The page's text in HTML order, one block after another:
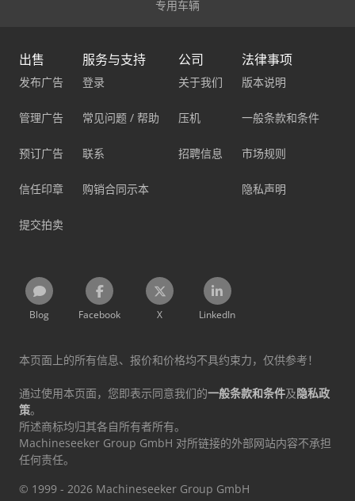
专用车辆
出售
发布广告
管理广告
预订广告
信任印章
提交拍卖
服务与支持
登录
常见问题 / 帮助
联系
购销合同示本
公司
关于我们
压机
招聘信息
法律事项
版本说明
一般条款和条件
市场规则
隐私声明
Blog Facebook X LinkedIn
本页面上的所有信息、报价和价格均不具约束力，仅供参考！
通过使用本页面，您即表示同意我们的一般条款和条件及隐私政
策。
所述商标均归其各自所有者所有。
Machineseeker Group GmbH 对所链接的外部网站内容不承担
任何责任。
© 1999 - 2026 Machineseeker Group GmbH